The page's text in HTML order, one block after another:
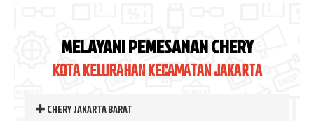
MELAYANI PEMESANAN CHERY
KOTA KELURAHAN KECAMATAN JAKARTA
CHERY JAKARTA BARAT